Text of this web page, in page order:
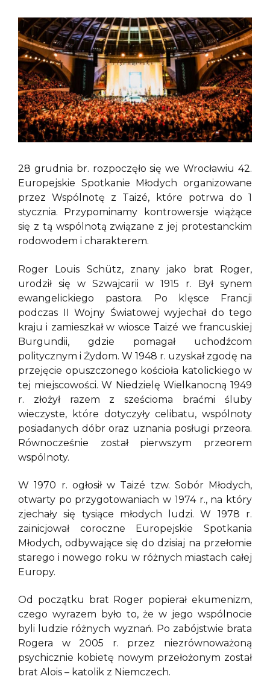
28 grudnia br. rozpoczęło się we Wrocławiu 42.
Europejskie Spotkanie Młodych organizowane
przez Wspólnotę z Taizé, które potrwa do 1
stycznia. Przypominamy kontrowersje wiążące
się z tą wspólnotą związane z jej protestanckim
rodowodem i charakterem.
Roger Louis Schütz, znany jako brat Roger,
urodził się w Szwajcarii w 1915 r. Był synem
ewangelickiego pastora. Po klęsce Francji
podczas II Wojny Światowej wyjechał do tego
kraju i zamieszkał w wiosce Taizé we francuskiej
Burgundii, gdzie pomagał uchodźcom
politycznym i Żydom. W 1948 r. uzyskał zgodę na
przejęcie opuszczonego kościoła katolickiego w
tej miejscowości. W Niedzielę Wielkanocną 1949
r. złożył razem z sześcioma braćmi śluby
wieczyste, które dotyczyły celibatu, wspólnoty
posiadanych dóbr oraz uznania posługi przeora.
Równocześnie został pierwszym przeorem
wspólnoty.
W 1970 r. ogłosił w Taizé tzw. Sobór Młodych,
otwarty po przygotowaniach w 1974 r., na który
zjechały się tysiące młodych ludzi. W 1978 r.
zainicjował coroczne Europejskie Spotkania
Młodych, odbywające się do dzisiaj na przełomie
starego i nowego roku w różnych miastach całej
Europy.
Od początku brat Roger popierał ekumenizm,
czego wyrazem było to, że w jego wspólnocie
byli ludzie różnych wyznań. Po zabójstwie brata
Rogera w 2005 r. przez niezrównoważoną
psychicznie kobietę nowym przełożonym został
brat Alois – katolik z Niemczech.